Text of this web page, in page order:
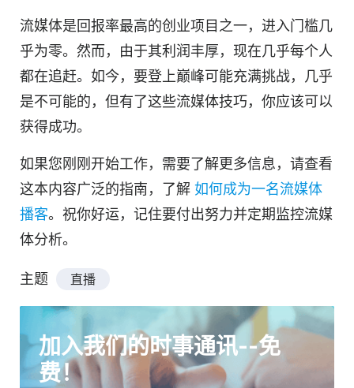
流媒体是回报率最高的创业项目之一，进入门槛几
乎为零。然而，由于其利润丰厚，现在几乎每个人
都在追赶。如今，要登上巅峰可能充满挑战，几乎
是不可能的，但有了这些流媒体技巧，你应该可以
获得成功。
如果您刚刚开始工作，需要了解更多信息，请查看
这本内容广泛的指南，了解 如何成为一名流媒体
播客。祝你好运，记住要付出努力并定期监控流媒
体分析。
主题 直播
加入我们的时事通讯--免
费！